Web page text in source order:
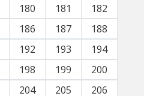
180 181
182
186 187
188
192 193
194
198 199
200
204 205
206